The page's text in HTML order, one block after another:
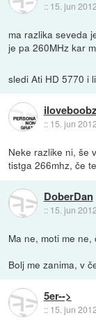
:: 15. jun
ma razlika seveda
je pa 260MHz kar
sledi Ati HD 5770 i
iloveboobz
:: 15. jun
Neke razlike ni, še
tistga 266mhz, če
DoberDan
:: 15. jun
Ma ne, moti me
Bolj me zanima, v
5er-->
:: 15. jun